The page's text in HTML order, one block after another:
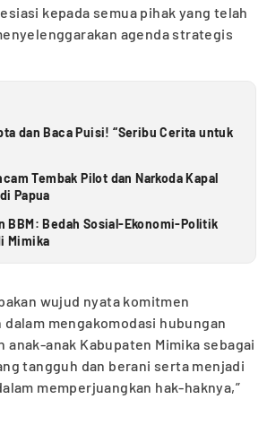
kepada semua pihak yang telah
agenda strategis
dan Baca Puisi! “Seribu Cerita untuk
Tembak Pilot dan Narkoda Kapal
Papua
BBM: Bedah Sosial-Ekonomi-Politik
Mimika
wujud nyata komitmen
mengakomodasi hubungan
anak-anak Kabupaten Mimika sebagai
tangguh dan berani serta menjadi
memperjuangkan hak-haknya,”